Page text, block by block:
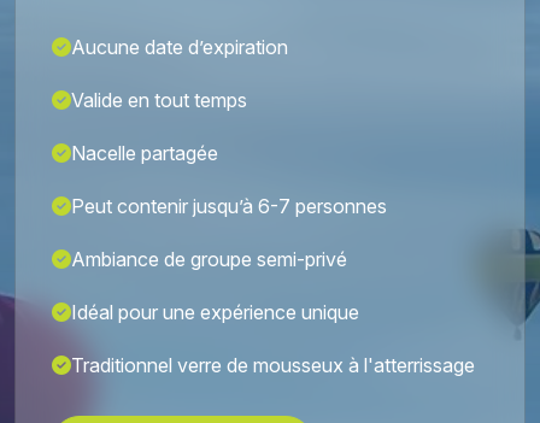
Aucune date d’expiration
Valide en tout temps
Nacelle partagée
Peut contenir jusqu’à 6-7 personnes
Ambiance de groupe semi-privé
Idéal pour une expérience unique
Traditionnel verre de mousseux à l'atterrissage